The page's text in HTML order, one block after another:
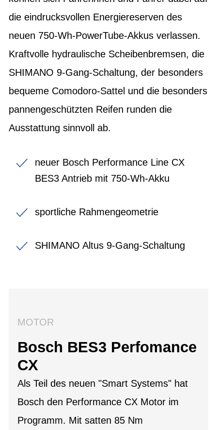
die eindrucksvollen Energiereserven des
neuen 750-Wh-PowerTube-Akkus verlassen.
Kraftvolle hydraulische Scheibenbremsen, die
SHIMANO 9-Gang-Schaltung, der besonders
bequeme Comodoro-Sattel und die besonders
pannengeschützten Reifen runden die
Ausstattung sinnvoll ab.
neuer Bosch Performance Line CX
BES3 Antrieb mit 750-Wh-Akku
sportliche Rahmengeometrie
SHIMANO Altus 9-Gang-Schaltung
MOTOR
Bosch BES3 Perfomance
CX
Als Teil des neuen "Smart Systems" hat
Bosch den Performance CX Motor im
Programm. Mit satten 85 Nm